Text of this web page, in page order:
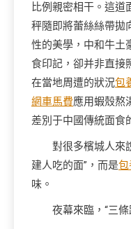
比例親密相干。這道
秤隨即將蕾絲絲帶拋
性的美學，中和牛土
食印記，卻并非直接
在當地周遭的狀況包
網車馬費應用蝦殼熬
差別于中國傳統面食
對很多檳城人來
建人吃的面”，而是包
味。
夜幕來臨，“三